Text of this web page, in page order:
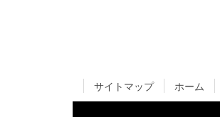
サイトマップ ホーム